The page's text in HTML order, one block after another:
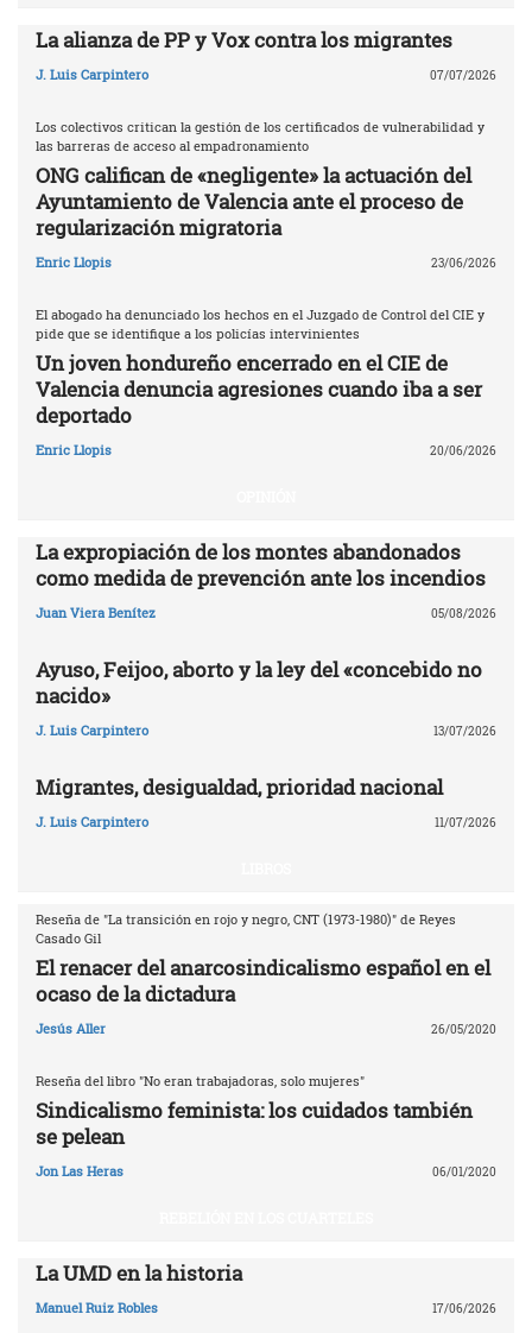
La alianza de PP y Vox contra los migrantes
J. Luis Carpintero 07/07/2026
Los colectivos critican la gestión de los certificados de vulnerabilidad y
las barreras de acceso al empadronamiento
ONG califican de «negligente» la actuación del
Ayuntamiento de Valencia ante el proceso de
regularización migratoria
Enric Llopis 23/06/2026
El abogado ha denunciado los hechos en el Juzgado de Control del CIE y
pide que se identifique a los policías intervinientes
Un joven hondureño encerrado en el CIE de
Valencia denuncia agresiones cuando iba a ser
deportado
Enric Llopis 20/06/2026
La expropiación de los montes abandonados
como medida de prevención ante los incendios
Juan Viera Benítez 05/08/2026
Ayuso, Feijoo, aborto y la ley del «concebido no
nacido»
J. Luis Carpintero 13/07/2026
Migrantes, desigualdad, prioridad nacional
J. Luis Carpintero 11/07/2026
Reseña de "La transición en rojo y negro, CNT (1973-1980)" de Reyes
Casado Gil
El renacer del anarcosindicalismo español en el
ocaso de la dictadura
Jesús Aller 26/05/2020
Reseña del libro "No eran trabajadoras, solo mujeres"
Sindicalismo feminista: los cuidados también
se pelean
Jon Las Heras 06/01/2020
La UMD en la historia
Manuel Ruiz Robles 17/06/2026